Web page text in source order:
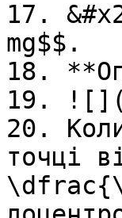
17.
mg$$.
18.
19. ![](/
20.
точцi